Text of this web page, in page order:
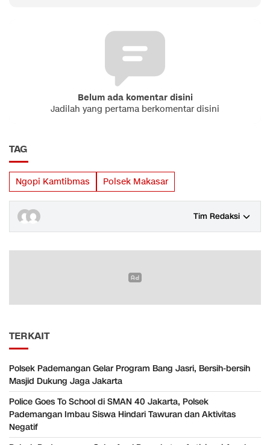
Belum ada komentar disini
Jadilah yang pertama berkomentar disini
TAG
Ngopi Kamtibmas Polsek Makasar
Tim Redaksi
TERKAIT
Polsek Pademangan Gelar Program Bang Jasri, Bersih-bersih
Masjid Dukung Jaga Jakarta
Police Goes To School di SMAN 40 Jakarta, Polsek
Pademangan Imbau Siswa Hindari Tawuran dan Aktivitas
Negatif